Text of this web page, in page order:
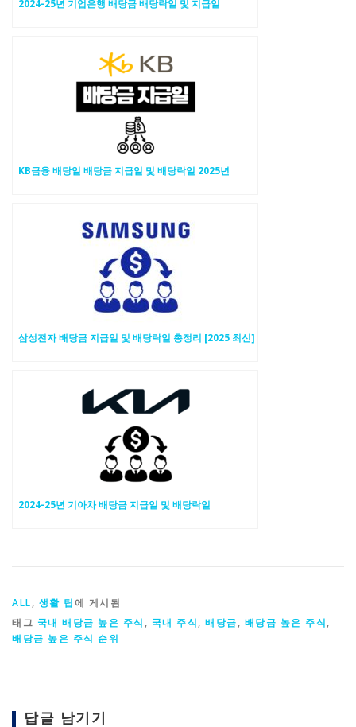
2024-25년 기업은행 배당금 배당락일 및 지급일
KB금융 배당일 배당금 지급일 및 배당락일 2025년
삼성전자 배당금 지급일 및 배당락일 총정리 [2025 최신]
2024-25년 기아차 배당금 지급일 및 배당락일
ALL, 생활 팁에 게시됨
태그 국내 배당금 높은 주식 , 국내 주식, 배당금, 배당금 높은 주식,
배당금 높은 주식 순위
답글 남기기